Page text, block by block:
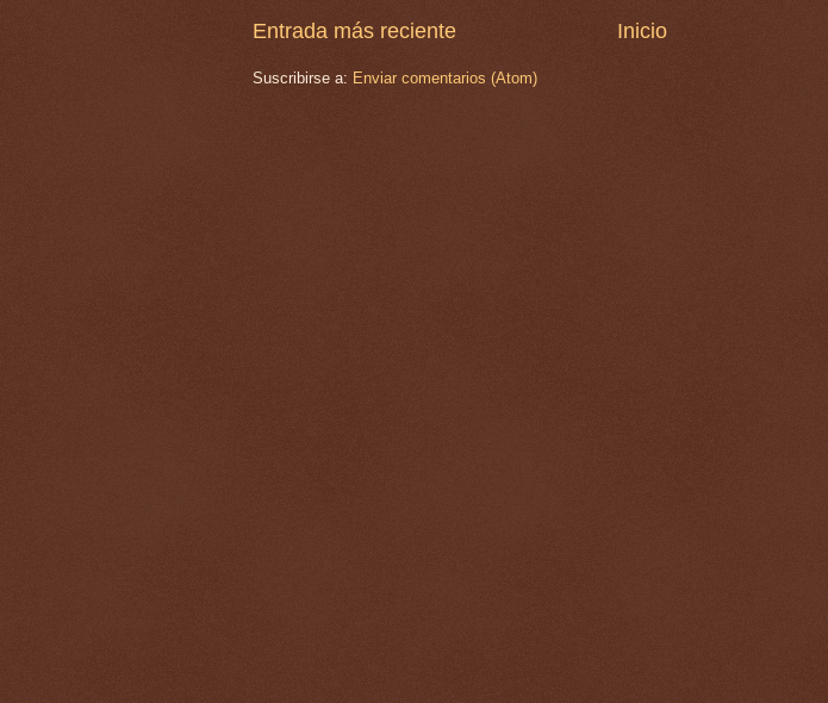
Entrada más reciente Inicio
Suscribirse a: Enviar comentarios (Atom)